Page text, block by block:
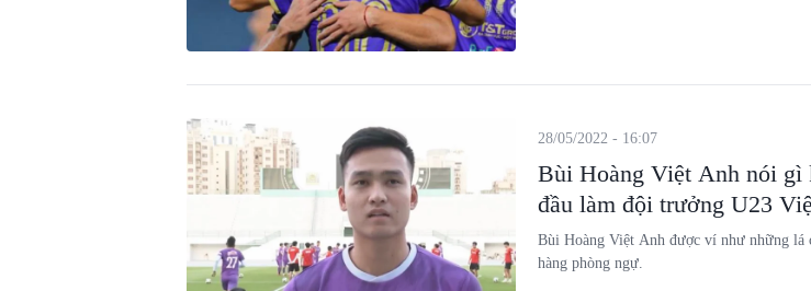
Bùi Hoàng Việt Anh nói gì
đầu làm đội trưởng U23
28/05/2022 - 16:07
Bùi Hoàng Việt Anh được ví như những lá
hàng phòng ngự.